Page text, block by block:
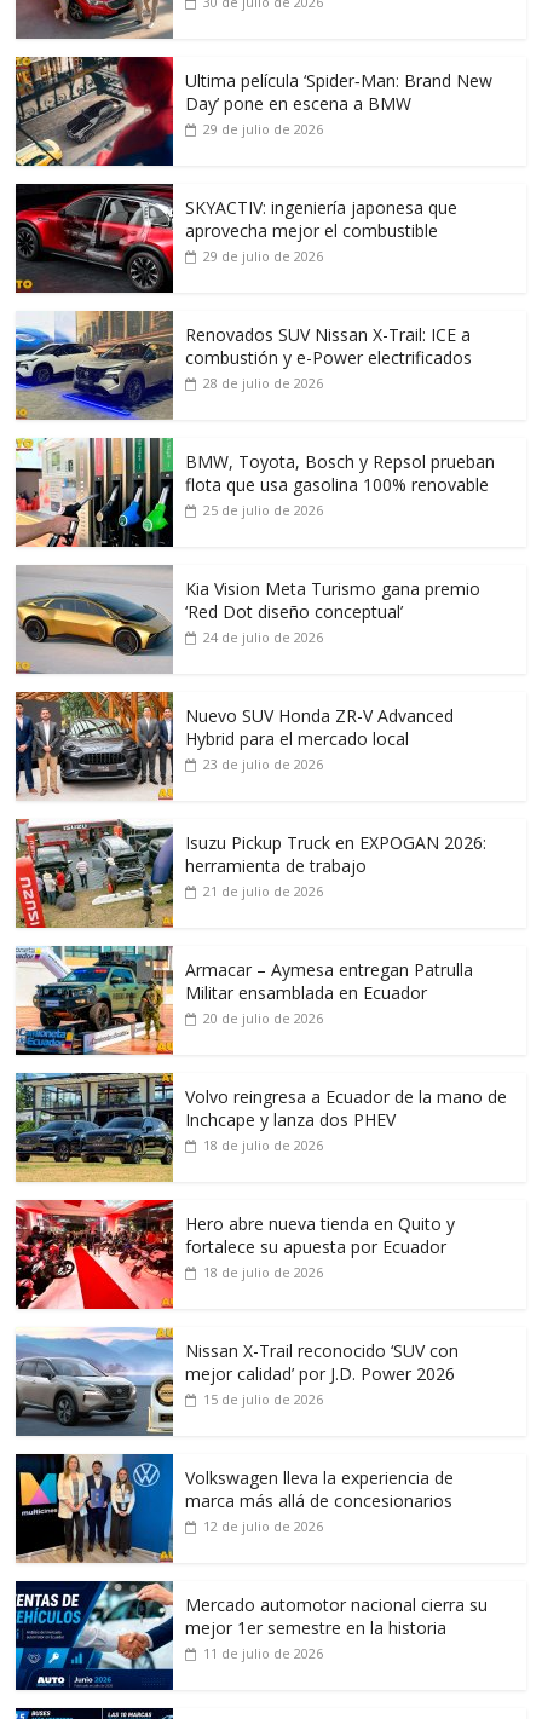
Ultima película ‘Spider‑Man: Brand New
Day’ pone en escena a BMW
29 de julio de 2026
SKYACTIV: ingeniería japonesa que
aprovecha mejor el combustible
29 de julio de 2026
Renovados SUV Nissan X-Trail: ICE a
combustión y e-Power electrificados
28 de julio de 2026
BMW, Toyota, Bosch y Repsol prueban
flota que usa gasolina 100% renovable
25 de julio de 2026
Kia Vision Meta Turismo gana premio
‘Red Dot diseño conceptual’
24 de julio de 2026
Nuevo SUV Honda ZR-V Advanced
Hybrid para el mercado local
23 de julio de 2026
Isuzu Pickup Truck en EXPOGAN 2026:
herramienta de trabajo
21 de julio de 2026
Armacar – Aymesa entregan Patrulla
Militar ensamblada en Ecuador
20 de julio de 2026
Volvo reingresa a Ecuador de la mano de
Inchcape y lanza dos PHEV
18 de julio de 2026
Hero abre nueva tienda en Quito y
fortalece su apuesta por Ecuador
18 de julio de 2026
Nissan X-Trail reconocido ‘SUV con
mejor calidad’ por J.D. Power 2026
15 de julio de 2026
Volkswagen lleva la experiencia de
marca más allá de concesionarios
12 de julio de 2026
Mercado automotor nacional cierra su
mejor 1er semestre en la historia
11 de julio de 2026